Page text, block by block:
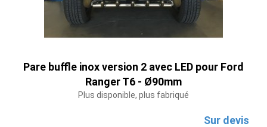
Pare buffle inox version 2 avec LED pour Ford
Ranger T6 - Ø90mm
Plus disponible, plus fabriqué
Sur devis